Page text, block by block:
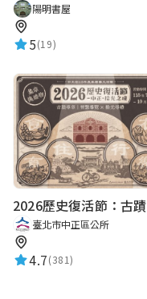
陽明書屋
5(19)
臺北市中正區公所
4.7(381)